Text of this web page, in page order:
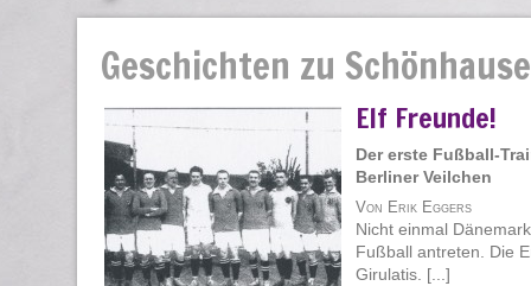
Geschichten zu
Elf Freunde!
Der erste Fußball-
Berliner Veilchen
Von Erik Eggers
Nicht einmal
Fußball antreten. Die
Girulatis. [...]